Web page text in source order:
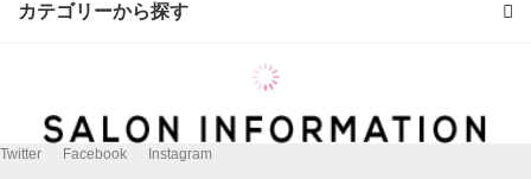
カテゴリーから探す
Twitter Facebook Instagram